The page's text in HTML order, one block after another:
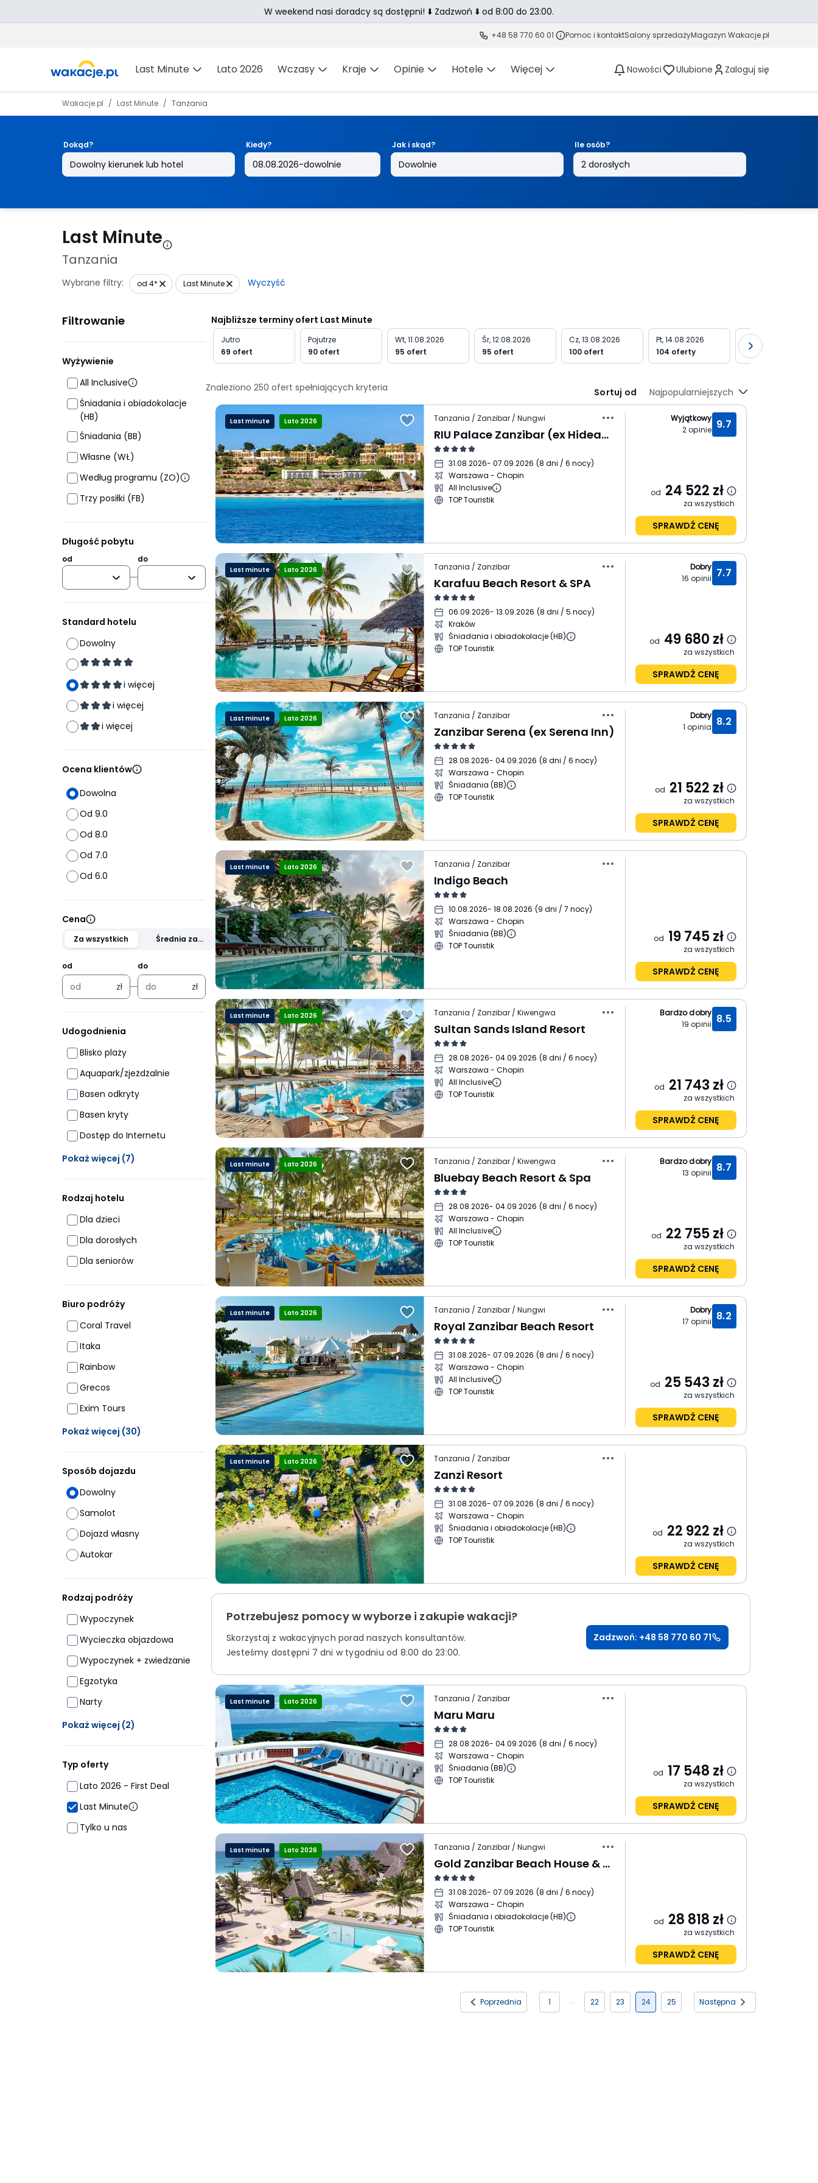
+48 58 770 60 01 Pomoc i kontaktSalony sprzedażyMagazyn Wakacje.pl
Last Minute Lato 2026 Wczasy Kraje Opinie Hotele Więcej Nowości Ulubione Zaloguj się
Wakacje.pl Last Minute Tanzania
Dokąd? Kiedy? Jak i skąd? Ile osób?
Last Minute
Tanzania
Wybrane filtry: od 4* Last Minute Wyczyść
Filtrowanie
Wyżywienie
All Inclusive
Śniadania i obiadokolacje
(HB)
Śniadania (BB)
Własne (WŁ)
Według programu (ZO)
Trzy posiłki (FB)
Długość pobytu
od do
Standard hotelu
Dowolny
i więcej
i więcej
i więcej
Ocena klientów
Dowolna
Od 9.0
Od 8.0
Od 7.0
Od 6.0
Cena
Za wszystkich
Średnia za
od
zł
do
zł
Udogodnienia
Blisko plaży
Aquapark/zjeżdżalnie
Basen odkryty
Basen kryty
Dostęp do Internetu
Pokaż więcej (7)
Rodzaj hotelu
Dla dzieci
Dla dorosłych
Dla seniorów
Biuro podróży
Coral Travel
Itaka
Rainbow
Grecos
Exim Tours
Pokaż więcej (30)
Sposób dojazdu
Dowolny
Samolot
Dojazd własny
Autokar
Rodzaj podróży
Wypoczynek
Wycieczka objazdowa
Wypoczynek + zwiedzanie
Egzotyka
Narty
Pokaż więcej (2)
Typ oferty
Lato 2026 - First Deal
Last Minute
Tylko u nas
Najbliższe terminy ofert Last Minute
Jutro
69 ofert
Pojutrze
90 ofert
Wt, 11.08.2026
95 ofert
Śr, 12.08.2026
95 ofert
Cz, 13.08.2026
100 ofert
Pt, 14.08.2026
104 oferty
Sb, 15.08.2026
103 oferty
Znaleziono 250 ofert spełniających kryteria Sortuj od Najpopularniejszych
Last minute Lato 2026 Tanzania / Zanzibar / Nungwi
RIU Palace Zanzibar (ex Hideaway of Nungwi Resort)
31.08.2026- 07.09.2026 (8 dni / 6 nocy)
Warszawa - Chopin
All Inclusive
TOP Touristik
9.7
Wyjątkowy
2opinie
od 24 522 zł
za wszystkich
SPRAWDŹ CENĘ
Last minute Lato 2026 Tanzania / Zanzibar
Karafuu Beach Resort & SPA
06.09.2026- 13.09.2026 (8 dni / 5 nocy)
Kraków
Śniadania i obiadokolacje (HB)
TOP Touristik
7.7
Dobry
16 opinii
od 49 680 zł
za wszystkich
SPRAWDŹ CENĘ
Last minute Lato 2026 Tanzania / Zanzibar
Zanzibar Serena (ex Serena Inn)
28.08.2026- 04.09.2026 (8 dni / 6 nocy)
Warszawa - Chopin
Śniadania (BB)
TOP Touristik
8.2
Dobry
1 opinia
od 21 522 zł
za wszystkich
SPRAWDŹ CENĘ
Last minute Lato 2026 Tanzania / Zanzibar
Indigo Beach
10.08.2026- 18.08.2026 (9 dni / 7 nocy)
Warszawa - Chopin
Śniadania (BB)
TOP Touristik
od 19 745 zł
za wszystkich
SPRAWDŹ CENĘ
Last minute Lato 2026 Tanzania / Zanzibar / Kiwengwa
Sultan Sands Island Resort
28.08.2026- 04.09.2026 (8 dni / 6 nocy)
Warszawa - Chopin
All Inclusive
TOP Touristik
8.5
Bardzo dobry
19 opinii
od 21 743 zł
za wszystkich
SPRAWDŹ CENĘ
Last minute Lato 2026 Tanzania / Zanzibar / Kiwengwa
Bluebay Beach Resort & Spa
28.08.2026- 04.09.2026 (8 dni / 6 nocy)
Warszawa - Chopin
All Inclusive
TOP Touristik
8.7
Bardzo dobry
13 opinii
od 22 755 zł
za wszystkich
SPRAWDŹ CENĘ
Last minute Lato 2026 Tanzania / Zanzibar / Nungwi
Royal Zanzibar Beach Resort
31.08.2026- 07.09.2026 (8 dni / 6 nocy)
Warszawa - Chopin
All Inclusive
TOP Touristik
8.2
Dobry
17 opinii
od 25 543 zł
za wszystkich
SPRAWDŹ CENĘ
Last minute Lato 2026 Tanzania / Zanzibar
Zanzi Resort
31.08.2026- 07.09.2026 (8 dni / 6 nocy)
Warszawa - Chopin
Śniadania i obiadokolacje (HB)
TOP Touristik
od 22 922 zł
za wszystkich
SPRAWDŹ CENĘ
Potrzebujesz pomocy w wyborze i zakupie wakacji?
Skorzystaj z wakacyjnych porad naszych konsultantów.
Jesteśmy dostępni 7 dni w tygodniu od 8:00 do 23:00.
Zadzwoń: +48 58 770 60 71
Last minute Lato 2026 Tanzania / Zanzibar
Maru Maru
28.08.2026- 04.09.2026 (8 dni / 6 nocy)
Warszawa - Chopin
Śniadania (BB)
TOP Touristik
od 17 548 zł
za wszystkich
SPRAWDŹ CENĘ
Last minute Lato 2026 Tanzania / Zanzibar / Nungwi
Gold Zanzibar Beach House & Spa
31.08.2026- 07.09.2026 (8 dni / 6 nocy)
Warszawa - Chopin
Śniadania i obiadokolacje (HB)
TOP Touristik
od 28 818 zł
za wszystkich
SPRAWDŹ CENĘ
Poprzednia 1 22 23 24 25 Następna
W weekend nasi doradcy są dostępni! ⬇️ Zadzwoń ⬇️ od 8:00 do 23:00.